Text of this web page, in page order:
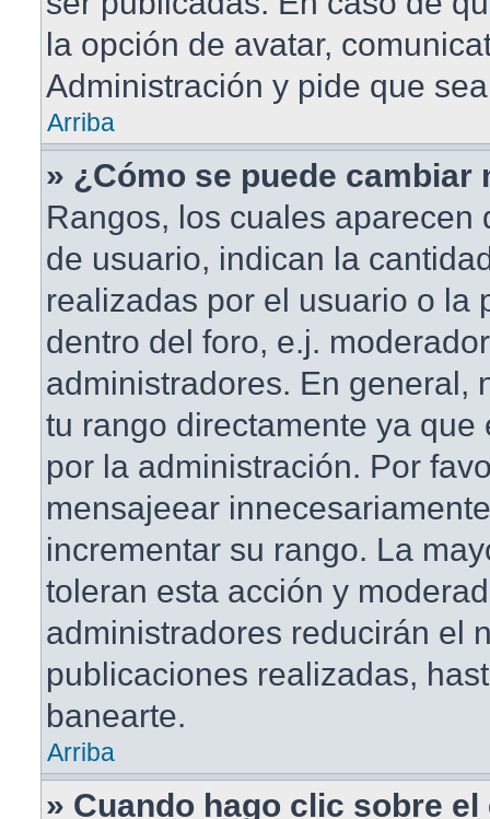
la opción de avatar,
Administración y pide que
Arriba
» ¿Cómo se puede cambiar
Rangos, los cuales aparecen
de usuario, indican la
realizadas por el usuario o la
dentro del foro, e.j.
administradores. En general,
tu rango directamente ya que
por la administración. Por
mensajeear
incrementar su rango. La
toleran esta acción y
administradores reducirán el
publicaciones realizadas,
banearte.
Arriba
» Cuando hago clic sobre